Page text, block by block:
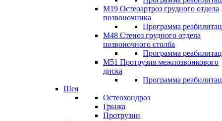
М19 Остеоартроз грудного отдела
позвоночника
Программа
M48 Стеноз грудного отдела
позвоночного столба
Программа
М51 Протрузия межпозвонкового
диска
Программа
Шея
Остеохондроз
Грыжа
Протрузии